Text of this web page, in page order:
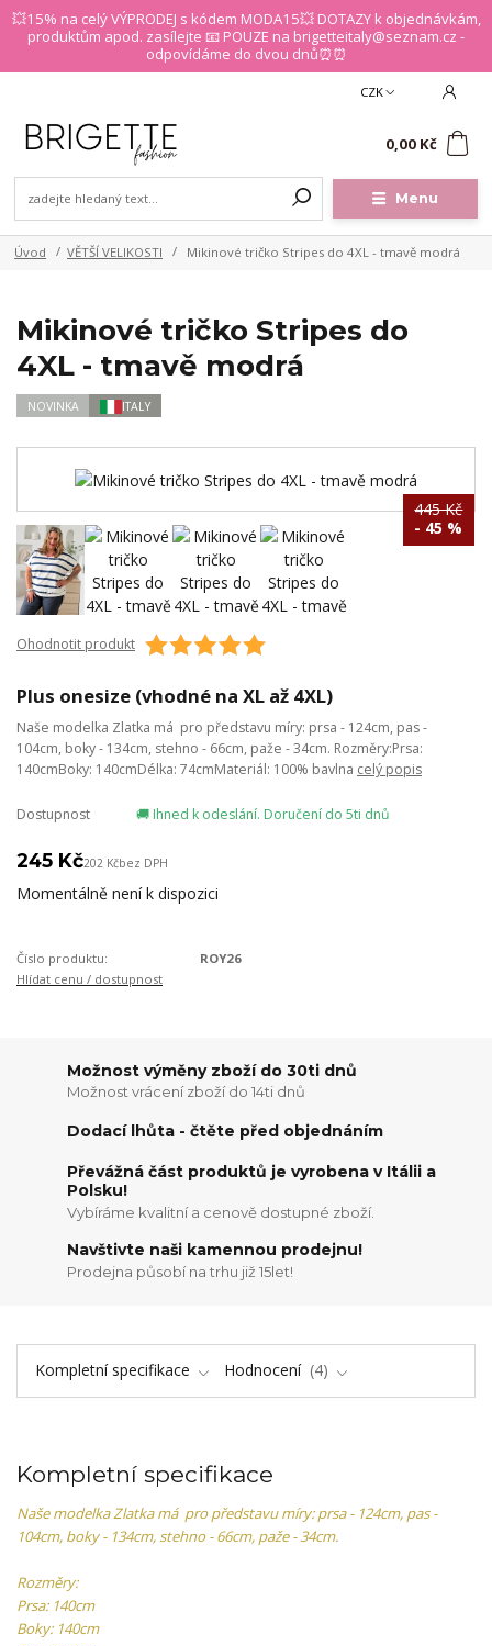
💥15% na celý VÝPRODEJ s kódem MODA15💥 DOTAZY k objednávkám,
produktům apod. zasílejte 📧 POUZE na brigetteitaly@seznam.cz -
odpovídáme do dvou dnů⏰⏰
Menu
CZK
0,00 Kč
Úvod VĚTŠÍ VELIKOSTI Mikinové tričko Stripes do 4XL - tmavě modrá
Mikinové tričko Stripes do
4XL - tmavě modrá
NOVINKA ITALY
445 Kč
- 45 %
Ohodnotit produkt
Plus onesize (vhodné na XL až 4XL)
Naše modelka Zlatka má pro představu míry: prsa - 124cm, pas -
104cm, boky - 134cm, stehno - 66cm, paže - 34cm. Rozměry:Prsa:
140cmBoky: 140cmDélka: 74cmMateriál: 100% bavlna celý popis
Dostupnost 🚚 Ihned k odeslání. Doručení do 5ti dnů
245 Kč202 Kčbez DPH
Momentálně není k dispozici
Číslo produktu:
ROY26
Hlídat cenu / dostupnost
Možnost výměny zboží do 30ti dnů
Možnost vrácení zboží do 14ti dnů
Dodací lhůta - čtěte před objednáním
Převážná část produktů je vyrobena v Itálii a
Polsku!
Vybíráme kvalitní a cenově dostupné zboží.
Navštivte naši kamennou prodejnu!
Prodejna působí na trhu již 15let!
Kompletní specifikace Hodnocení 4
Kompletní specifikace
Naše modelka Zlatka má pro představu míry: prsa - 124cm, pas -
104cm, boky - 134cm, stehno - 66cm, paže - 34cm.
Rozměry:
Prsa: 140cm
Boky: 140cm